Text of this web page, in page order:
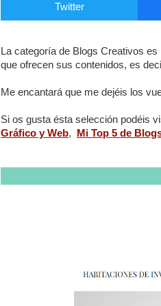
Twitter
La categoría de Blogs Creativos
que ofrecen sus contenidos, es
Me encantará que me dejéis los
Si os gusta ésta selección podéis
Gráfico y Web, Mi Top 5 de